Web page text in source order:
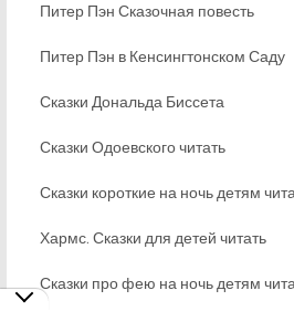
Питер Пэн Сказочная повесть
Питер Пэн в Кенсингтонском Саду
Сказки Дональда Биссета
Сказки Одоевского читать
Сказки короткие на ночь детям
Хармс. Сказки для детей читать
Сказки про фею на ночь детям